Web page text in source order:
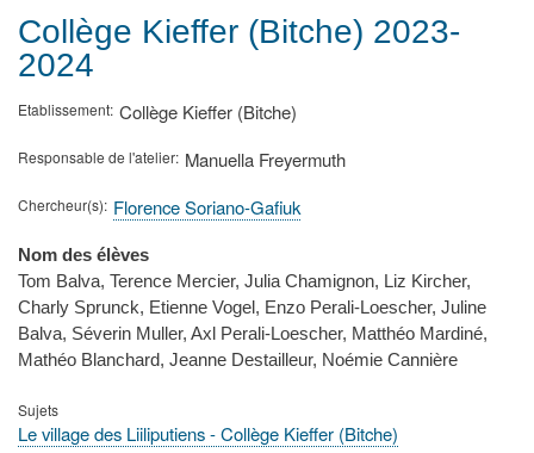
d'Ariane
Collège Kieffer (Bitche) 2023-
2024
Etablissement Collège Kieffer (Bitche)
Responsable de l'atelier Manuella Freyermuth
Chercheur(s) Florence Soriano-Gafiuk
Nom des élèves
Tom Balva, Terence Mercier, Julia Chamignon, Liz Kircher,
Charly Sprunck, Etienne Vogel, Enzo Perali-Loescher, Juline
Balva, Séverin Muller, Axl Perali-Loescher, Matthéo Mardiné,
Mathéo Blanchard, Jeanne Destailleur, Noémie Cannière
Sujets
Le village des Liiliputiens - Collège Kieffer (Bitche)